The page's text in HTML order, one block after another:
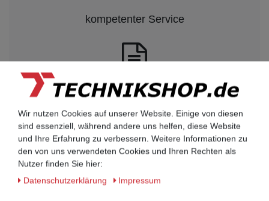
kompetenter Service
Rechnungskauf auf Anfrage möglich
Kauf auf Rechnung nach
vorheriger Absprache möglich.
Behörden, Banken, Firmen, Bestandskunden,
Universitäten und Institute können bei uns auf
Wir nutzen Cookies auf unserer Website. Einige von diesen
sind essenziell, während andere uns helfen, diese Website
und Ihre Erfahrung zu verbessern. Weitere Informationen zu
den von uns verwendeten Cookies und Ihren Rechten als
Nutzer finden Sie hier:
Daten­schutz­erklärung
Impressum